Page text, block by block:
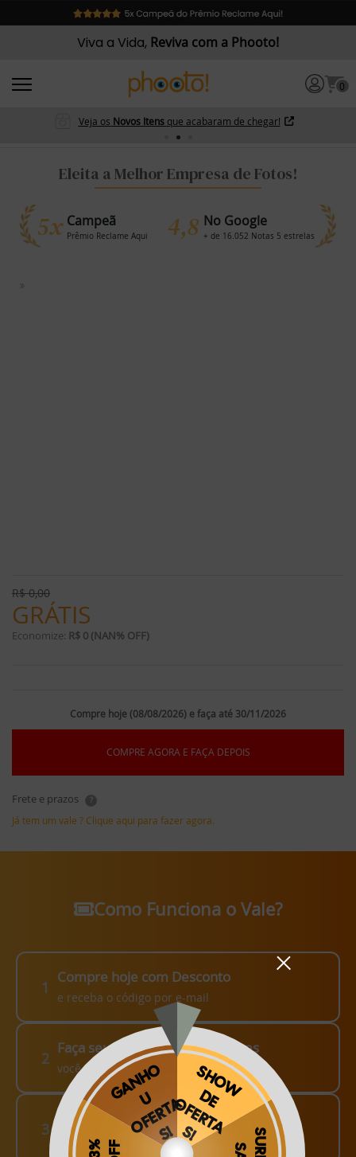
Viva a Vida, Reviva com a Phooto!
0
Veja os Novos Itens que acabaram de chegar!
Eleita a Melhor Empresa de Fotos!
5x Campeã
Prêmio Reclame Aqui 4,8 No Google
+ de 16.052 Notas 5 estrelas
R$0,00
GRÁTIS
Economize: R$ 0 (NAN% OFF)
Compre hoje (08/08/2026) e faça até 30/11/2026
COMPRE AGORA E FAÇA DEPOIS
Frete e prazos ?
Já tem um vale ? Clique aqui para fazer agora.
Como Funciona o Vale?
1
Compre hoje com Desconto
e receba o código por e-mail
2
Faça seu pedido em até 3 meses
você escolhe como fazer!
3
Finalize o seu Pedido!
pague o Frete e receba em sua casa